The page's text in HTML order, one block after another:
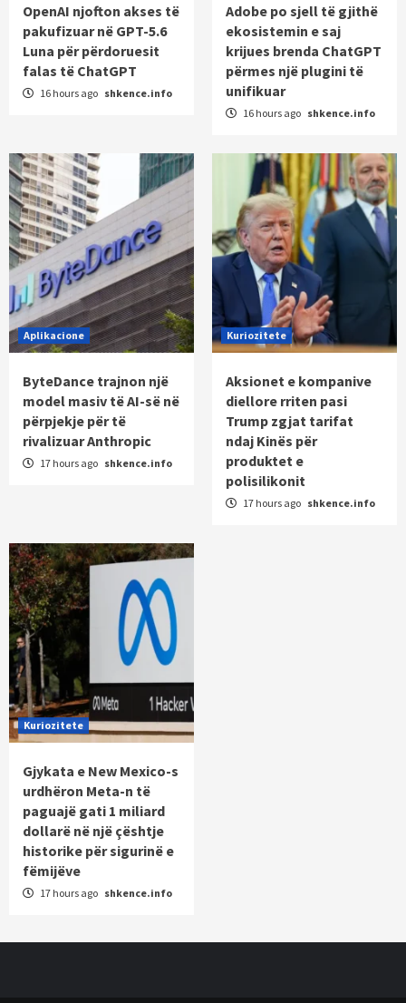
OpenAI njofton akses të
pakufizuar në GPT-5.6
Luna për përdoruesit
falas të ChatGPT
16 hours ago shkence.info
Adobe po sjell të gjithë
ekosistemin e saj
krijues brenda ChatGPT
përmes një plugini të
unifikuar
16 hours ago shkence.info
Aplikacione
ByteDance trajnon një
model masiv të AI-së në
përpjekje për të
rivalizuar Anthropic
17 hours ago shkence.info
Kuriozitete
Aksionet e kompanive
diellore rriten pasi
Trump zgjat tarifat
ndaj Kinës për
produktet e
polisilikonit
17 hours ago shkence.info
Kuriozitete
Gjykata e New Mexico-s
urdhëron Meta-n të
paguajë gati 1 miliard
dollarë në një çështje
historike për sigurinë e
fëmijëve
17 hours ago shkence.info